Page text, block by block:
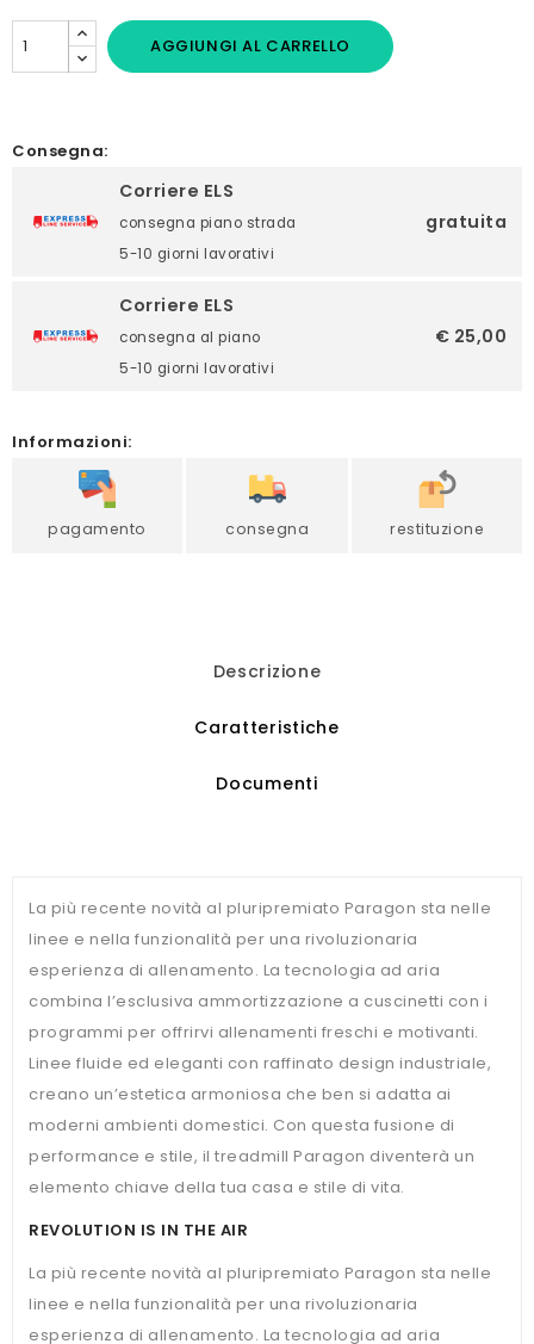
AGGIUNGI AL CARRELLO
Consegna:
Corriere ELS
consegna piano strada
5-10 giorni lavorativi
gratuita
Corriere ELS
consegna al piano
5-10 giorni lavorativi
€ 25,00
Informazioni:
pagamento consegna restituzione
Descrizione
Caratteristiche
Documenti
La più recente novità al pluripremiato Paragon sta nelle
linee e nella funzionalità per una rivoluzionaria
esperienza di allenamento. La tecnologia ad aria
combina l’esclusiva ammortizzazione a cuscinetti con i
programmi per offrirvi allenamenti freschi e motivanti.
Linee fluide ed eleganti con raffinato design industriale,
creano un’estetica armoniosa che ben si adatta ai
moderni ambienti domestici. Con questa fusione di
performance e stile, il treadmill Paragon diventerà un
elemento chiave della tua casa e stile di vita.
REVOLUTION IS IN THE AIR
La più recente novità al pluripremiato Paragon sta nelle
linee e nella funzionalità per una rivoluzionaria
esperienza di allenamento. La tecnologia ad aria